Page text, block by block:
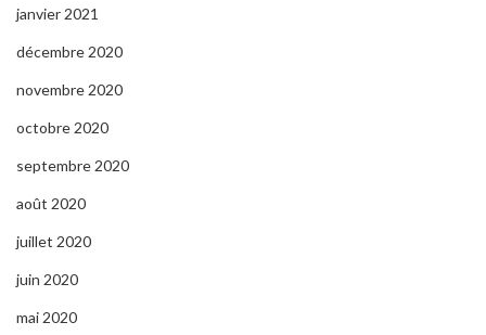
janvier 2021
décembre 2020
novembre 2020
octobre 2020
septembre 2020
août 2020
juillet 2020
juin 2020
mai 2020